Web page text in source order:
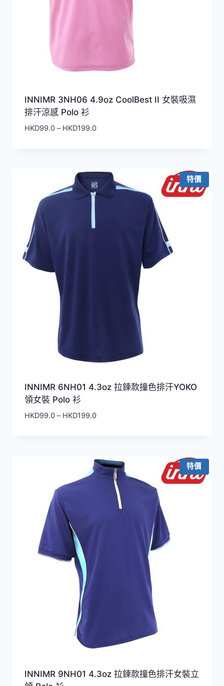
INNIMR 3NH06 4.9oz CoolBest II 女裝吸濕
排汗涼感 Polo 衫
HKD99.0 – HKD199.0價
HKD99.0
到
HKD199.0
特價
INNIMR 6NH01 4.3oz 拉鍊款撞色排汗YOKO
領女裝 Polo 衫
HKD99.0 – HKD199.0價
HKD99.0
到
HKD199.0
特價
INNIMR 9NH01 4.3oz 拉鍊款撞色排汗女裝立